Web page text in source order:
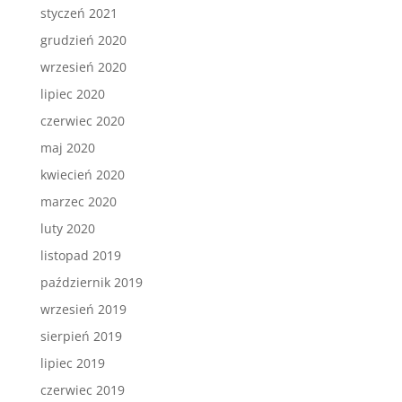
styczeń 2021
grudzień 2020
wrzesień 2020
lipiec 2020
czerwiec 2020
maj 2020
kwiecień 2020
marzec 2020
luty 2020
listopad 2019
październik 2019
wrzesień 2019
sierpień 2019
lipiec 2019
czerwiec 2019